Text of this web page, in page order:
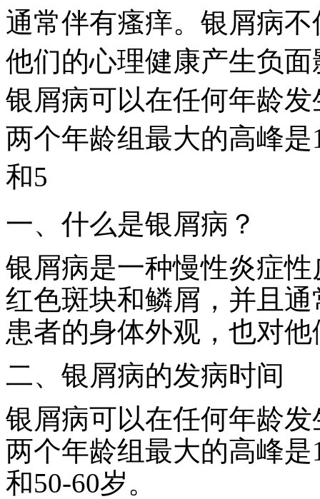
通常伴有瘙痒。银屑病
他们的心理健康产生负
银屑病可以在任何年龄
两个年龄组最大的高峰
和5
一、什么是银屑病？
银屑病是一种慢性炎症
红色斑块和鳞屑，并且
患者的身体外观，也对
二、银屑病的发病时间
银屑病可以在任何年龄
两个年龄组最大的高峰是
和50-60岁。